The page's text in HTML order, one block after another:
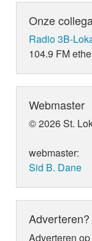
Onze
Radio 3B-
104.9 FM
Webmaster
© 2026 St.
webmaster:
Sid B. Dane
Adverteren?
Adverteren